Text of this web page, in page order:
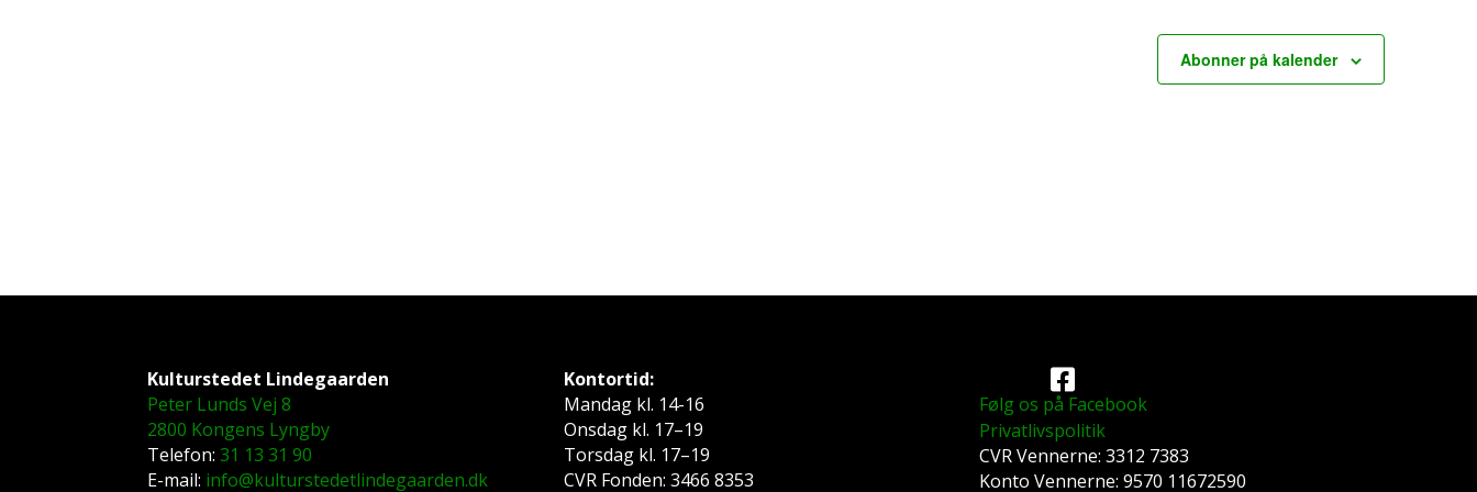
Abonner på kalender
Kulturstedet Lindegaarden
Peter Lunds Vej 8
2800 Kongens Lyngby
Telefon:31 13 31 90
E-mail: info@kulturstedetlindegaarden.dk
Kontortid:
Mandag kl. 14-16
Onsdag kl. 17–19
Torsdag kl. 17–19
CVR Fonden: 3466 8353
Følg os på Facebook
Privatlivspolitik
CVR Vennerne: 3312 7383
Konto Vennerne: 9570 11672590